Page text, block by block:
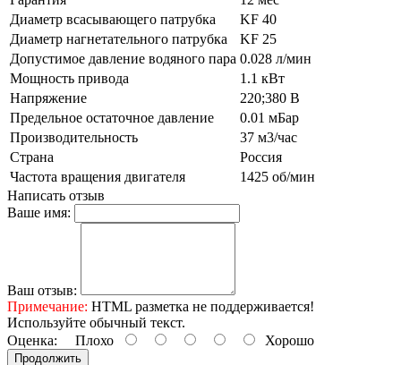
Диаметр всасывающего патрубка
KF 40
Диаметр нагнетательного патрубка
KF 25
Допустимое давление водяного пара 0.028 л/мин
Мощность привода
1.1 кВт
Напряжение
220;380 В
Предельное остаточное давление
0.01 мБар
Производительность
37 м3/час
Страна
Россия
Частота вращения двигателя
1425 об/мин
Написать отзыв
Ваше имя:
Ваш отзыв:
Примечание: HTML разметка не поддерживается!
Используйте обычный текст.
Оценка: Плохо Хорошо
Продолжить